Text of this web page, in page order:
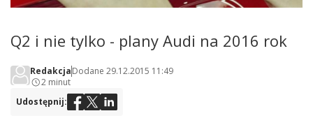
Q2 i nie tylko - plany Audi na 2016 rok
RedakcjaDodane 29.12.2015 11:49
2 minut
Udostępnij: